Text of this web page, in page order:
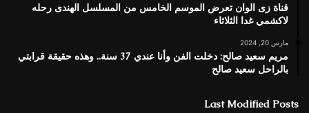
قناة زى الوان تعرض الموسم الخامس من المسلسل الهندى رحله
لاكشمي غدا الثلاثاء
مارس 20, 2024
مريم سعيد صالح: دخلت الفن وأنا عندي 37 سنة.. وهذه حقيقة قرابتي
بالراحل سعيد صالح
Last Modified Posts